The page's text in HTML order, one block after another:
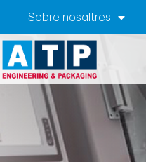
Sobre nosaltres